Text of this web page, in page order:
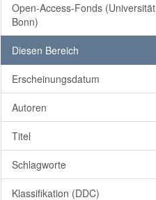
Open-Access-Fonds (Universität
Bonn)
Diesen Bereich
Erscheinungsdatum
Autoren
Titel
Schlagworte
Klassifikation (DDC)